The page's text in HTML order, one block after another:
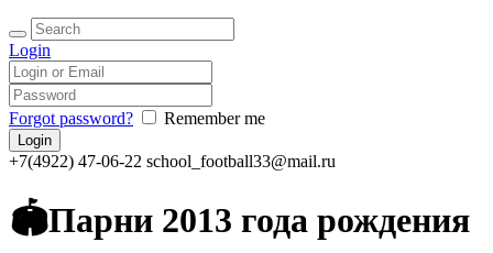
Login
Forgot password? Remember me
+7(4922) 47-06-22 school_football33@mail.ru
🏟️Парни 2013 года рождения